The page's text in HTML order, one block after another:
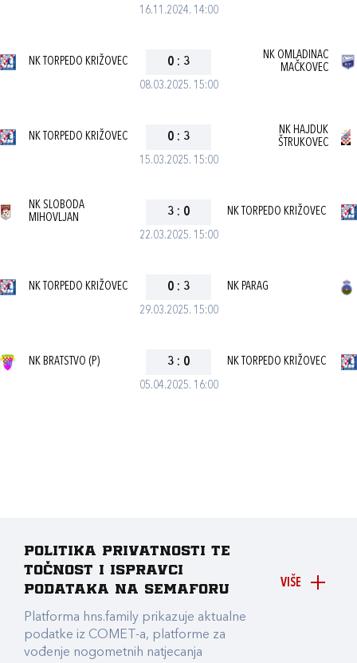
16.11.2024. 14:00
08.03.2025. 15:00
NK TORPEDO KRIŽOVEC 0 : 3
NK OMLADINAC
MAČKOVEC
15.03.2025. 15:00
NK TORPEDO KRIŽOVEC 0 : 3
NK HAJDUK
ŠTRUKOVEC
22.03.2025. 15:00
NK SLOBODA
MIHOVLJAN
3 : 0 NK TORPEDO KRIŽOVEC
29.03.2025. 15:00
NK TORPEDO KRIŽOVEC 0 : 3 NK PARAG
05.04.2025. 16:00
NK BRATSTVO (P) 3 : 0 NK TORPEDO KRIŽOVEC
VIŠE
Politika privatnosti te
točnost i ispravci
podataka na Semaforu
Platforma hns.family prikazuje aktualne
podatke iz COMET-a, platforme za
vođenje nogometnih natjecanja